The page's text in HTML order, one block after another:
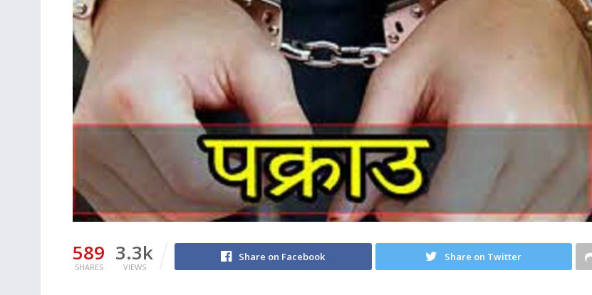
589
SHARES
3.3k
VIEWS
Share on Facebook Share on Twitter